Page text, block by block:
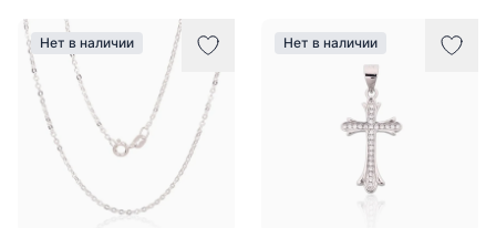
Нет в наличии Нет в наличии